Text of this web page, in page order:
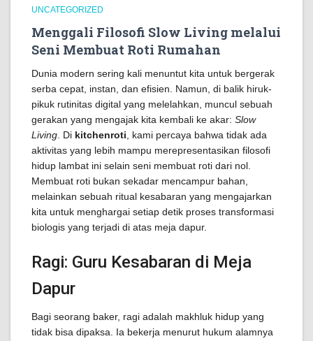
UNCATEGORIZED
Menggali Filosofi Slow Living melalui
Seni Membuat Roti Rumahan
Dunia modern sering kali menuntut kita untuk bergerak
serba cepat, instan, dan efisien. Namun, di balik hiruk-
pikuk rutinitas digital yang melelahkan, muncul sebuah
gerakan yang mengajak kita kembali ke akar: Slow
Living . Di kitchenroti , kami percaya bahwa tidak ada
aktivitas yang lebih mampu merepresentasikan filosofi
hidup lambat ini selain seni membuat roti dari nol.
Membuat roti bukan sekadar mencampur bahan,
melainkan sebuah ritual kesabaran yang mengajarkan
kita untuk menghargai setiap detik proses transformasi
biologis yang terjadi di atas meja dapur.
Ragi: Guru Kesabaran di Meja
Dapur
Bagi seorang baker, ragi adalah makhluk hidup yang
tidak bisa dipaksa. Ia bekerja menurut hukum alamnya